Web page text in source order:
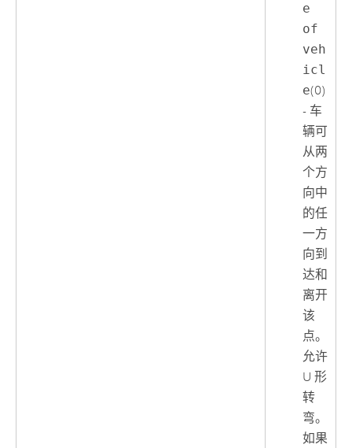
e
of
veh
icl
e(0)
- 车
辆可
从两
个方
向中
的任
一方
向到
达和
离开
该
点。
允许
U 形
转
弯。
如果